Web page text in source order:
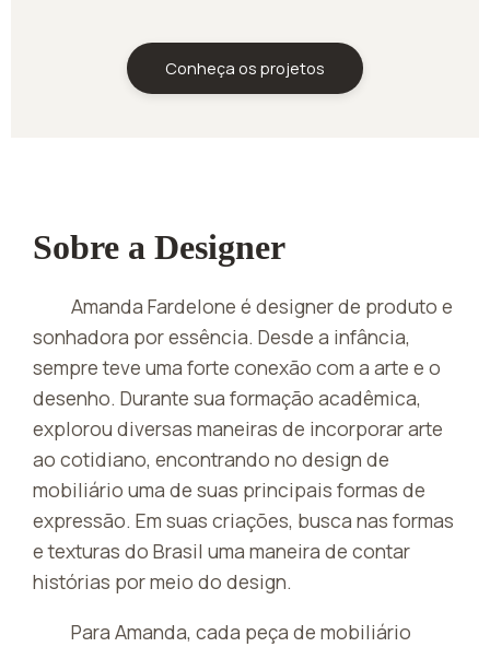
Conheça os projetos
Sobre a Designer
Amanda Fardelone é designer de produto e
sonhadora por essência. Desde a infância,
sempre teve uma forte conexão com a arte e o
desenho. Durante sua formação acadêmica,
explorou diversas maneiras de incorporar arte
ao cotidiano, encontrando no design de
mobiliário uma de suas principais formas de
expressão. Em suas criações, busca nas formas
e texturas do Brasil uma maneira de contar
histórias por meio do design.
Para Amanda, cada peça de mobiliário